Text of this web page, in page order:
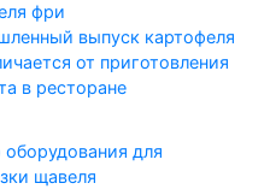
фри
выпуск картофеля
от приготовления
в ресторане
для
щавеля